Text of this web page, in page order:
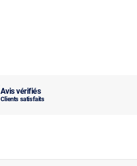
Avis vérifiés
Clients satisfaits